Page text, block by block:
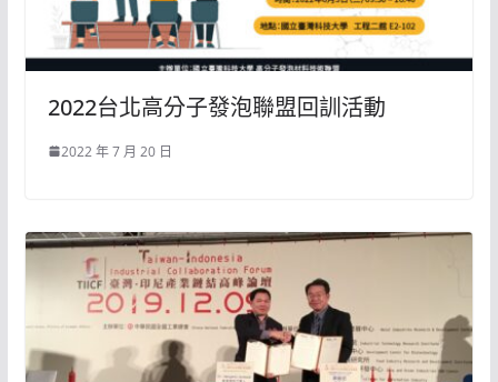
2022台北高分子發泡聯盟回訓活動
2022 年 7 月 20 日